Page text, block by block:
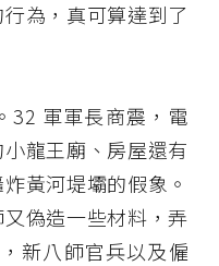
為，真可算達到了
32 軍軍長商震，電
龍王廟、房屋還有
黃河堤壩的假象。
偽造一些材料，弄
新八師官兵以及僱